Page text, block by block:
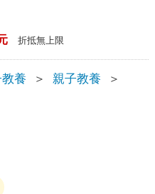
折抵無上限
養 ＞ 親子教養
＞